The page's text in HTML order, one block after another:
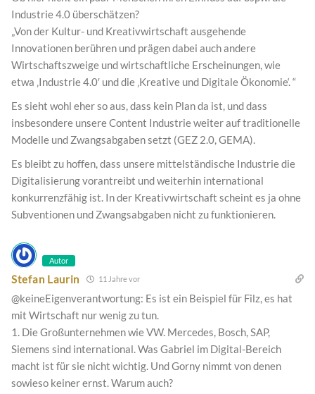
Industrie 4.0 überschätzen?
„Von der Kultur- und Kreativwirtschaft ausgehende
Innovationen berühren und prägen dabei auch andere
Wirtschaftszweige und wirtschaftliche Erscheinungen, wie
etwa ‚Industrie 4.0′ und die ‚Kreative und Digitale Ökonomie‘. “
Es sieht wohl eher so aus, dass kein Plan da ist, und dass
insbesondere unsere Content Industrie weiter auf traditionelle
Modelle und Zwangsabgaben setzt (GEZ 2.0, GEMA).
Es bleibt zu hoffen, dass unsere mittelständische Industrie die
Digitalisierung vorantreibt und weiterhin international
konkurrenzfähig ist. In der Kreativwirtschaft scheint es ja ohne
Subventionen und Zwangsabgaben nicht zu funktionieren.
Autor
Stefan Laurin 11 Jahre vor
@keineEigenverantwortung: Es ist ein Beispiel für Filz, es hat
mit Wirtschaft nur wenig zu tun.
1. Die Großunternehmen wie VW. Mercedes, Bosch, SAP,
Siemens sind international. Was Gabriel im Digital-Bereich
macht ist für sie nicht wichtig. Und Gorny nimmt von denen
sowieso keiner ernst. Warum auch?